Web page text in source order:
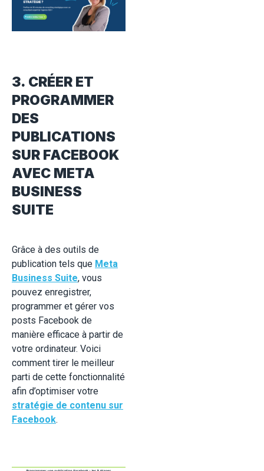
3. CRÉER ET
PROGRAMMER
DES
PUBLICATIONS
SUR FACEBOOK
AVEC META
BUSINESS
SUITE
Grâce à des outils de
publication tels que Meta
Business Suite, vous
pouvez enregistrer,
programmer et gérer vos
posts Facebook de
manière efficace à partir de
votre ordinateur. Voici
comment tirer le meilleur
parti de cette fonctionnalité
afin d’optimiser votre
stratégie de contenu sur
Facebook.